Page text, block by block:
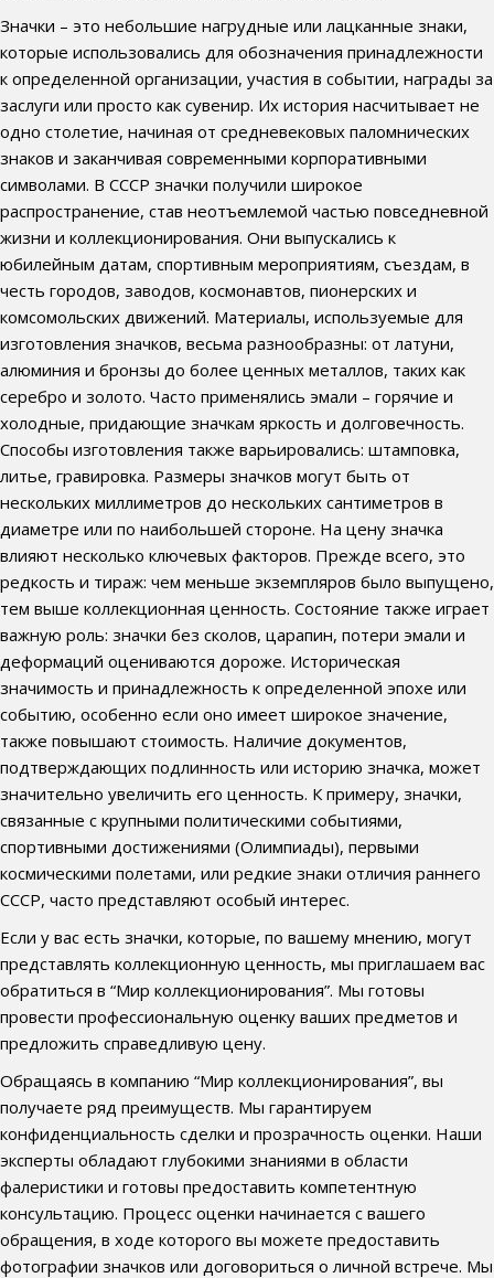
Значки – это небольшие нагрудные или лацканные знаки,
которые использовались для обозначения принадлежности
к определенной организации, участия в событии, награды за
заслуги или просто как сувенир. Их история насчитывает не
одно столетие, начиная от средневековых паломнических
знаков и заканчивая современными корпоративными
символами. В СССР значки получили широкое
распространение, став неотъемлемой частью повседневной
жизни и коллекционирования. Они выпускались к
юбилейным датам, спортивным мероприятиям, съездам, в
честь городов, заводов, космонавтов, пионерских и
комсомольских движений. Материалы, используемые для
изготовления значков, весьма разнообразны: от латуни,
алюминия и бронзы до более ценных металлов, таких как
серебро и золото. Часто применялись эмали – горячие и
холодные, придающие значкам яркость и долговечность.
Способы изготовления также варьировались: штамповка,
литье, гравировка. Размеры значков могут быть от
нескольких миллиметров до нескольких сантиметров в
диаметре или по наибольшей стороне. На цену значка
влияют несколько ключевых факторов. Прежде всего, это
редкость и тираж: чем меньше экземпляров было выпущено,
тем выше коллекционная ценность. Состояние также играет
важную роль: значки без сколов, царапин, потери эмали и
деформаций оцениваются дороже. Историческая
значимость и принадлежность к определенной эпохе или
событию, особенно если оно имеет широкое значение,
также повышают стоимость. Наличие документов,
подтверждающих подлинность или историю значка, может
значительно увеличить его ценность. К примеру, значки,
связанные с крупными политическими событиями,
спортивными достижениями (Олимпиады), первыми
космическими полетами, или редкие знаки отличия раннего
СССР, часто представляют особый интерес.
Если у вас есть значки, которые, по вашему мнению, могут
представлять коллекционную ценность, мы приглашаем вас
обратиться в “Мир коллекционирования”. Мы готовы
провести профессиональную оценку ваших предметов и
предложить справедливую цену.
Обращаясь в компанию “Мир коллекционирования”, вы
получаете ряд преимуществ. Мы гарантируем
конфиденциальность сделки и прозрачность оценки. Наши
эксперты обладают глубокими знаниями в области
фалеристики и готовы предоставить компетентную
консультацию. Процесс оценки начинается с вашего
обращения, в ходе которого вы можете предоставить
фотографии значков или договориться о личной встрече. Мы